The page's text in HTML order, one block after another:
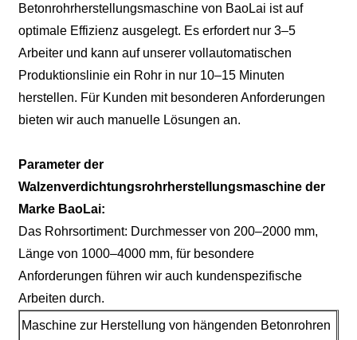
Betonrohrherstellungsmaschine von BaoLai ist auf
optimale Effizienz ausgelegt. Es erfordert nur 3–5
Arbeiter und kann auf unserer vollautomatischen
Produktionslinie ein Rohr in nur 10–15 Minuten
herstellen. Für Kunden mit besonderen Anforderungen
bieten wir auch manuelle Lösungen an.
Parameter der
Walzenverdichtungsrohrherstellungsmaschine der
Marke BaoLai:
Das Rohrsortiment: Durchmesser von 200–2000 mm,
Länge von 1000–4000 mm, für besondere
Anforderungen führen wir auch kundenspezifische
Arbeiten durch.
Maschine zur Herstellung von hängenden Betonrohren